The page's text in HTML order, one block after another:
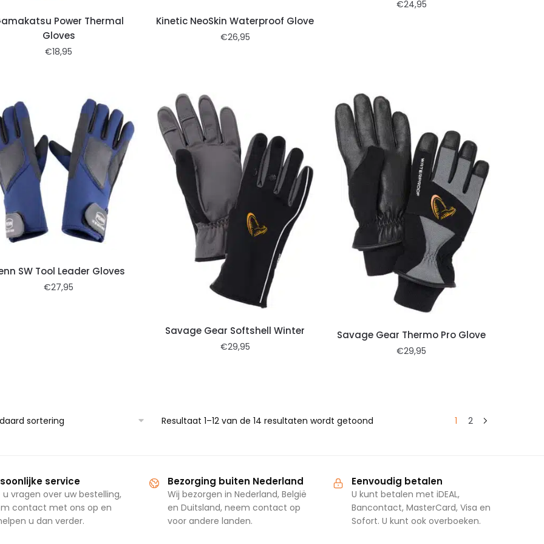
Power Thermal
Gloves
€18,95
Kinetic NeoSkin Waterproof Glove
€26,95
€24,95
SW Tool Leader Gloves
€27,95
Savage Gear Softshell Winter
€29,95
Savage Gear Thermo Pro Glove
€29,95
Resultaat 1–12 van de 14 resultaten wordt getoond 1 2
service
u vragen over uw bestelling,
contact met ons op en
u dan verder.
Bezorging buiten Nederland
Wij bezorgen in Nederland, België
en Duitsland, neem contact op
voor andere landen.
Eenvoudig betalen
U kunt betalen met iDEAL,
Bancontact, MasterCard, Visa en
Sofort. U kunt ook overboeken.